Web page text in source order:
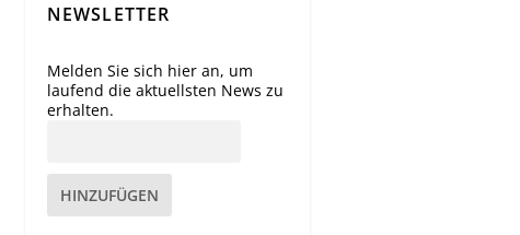
NEWSLETTER
Melden Sie sich hier an, um
laufend die aktuellsten News zu
erhalten.
HINZUFÜGEN